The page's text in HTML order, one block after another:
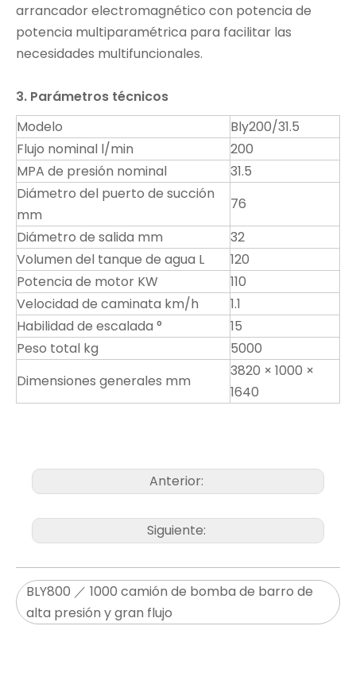
arrancador electromagnético con potencia de
potencia multiparamétrica para facilitar las
necesidades multifuncionales.
3. Parámetros técnicos
Modelo
Bly200/31.5
Flujo nominal l/min
200
MPA de presión nominal
31.5
Diámetro del puerto de succión
mm
76
Diámetro de salida mm
32
Volumen del tanque de agua L
120
Potencia de motor KW
110
Velocidad de caminata km/h
1.1
Habilidad de escalada °
15
Peso total kg
5000
Dimensiones generales mm
3820 × 1000 ×
1640
Anterior:
Siguiente:
BLY800 ／ 1000 camión de bomba de barro de
alta presión y gran flujo